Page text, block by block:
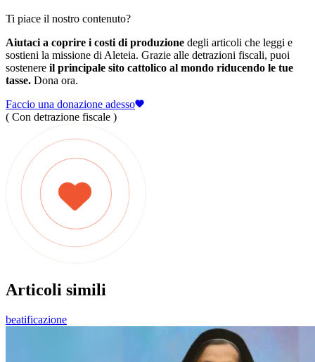
Ti piace il nostro contenuto?
Aiutaci a coprire i costi di produzione degli articoli che leggi e
sostieni la missione di Aleteia. Grazie alle detrazioni fiscali, puoi
sostenere il principale sito cattolico al mondo riducendo le tue
tasse. Dona ora.
Faccio una donazione adesso
( Con detrazione fiscale )
Articoli simili
beatificazione